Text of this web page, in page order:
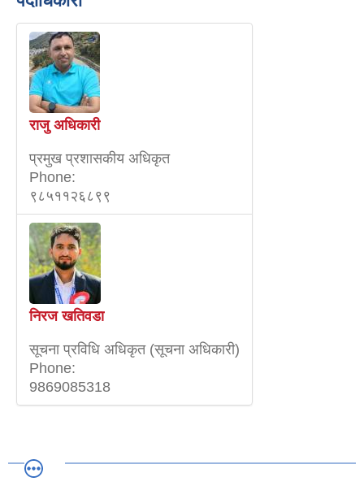
राजु अधिकारी
प्रमुख प्रशासकीय अधिकृत
Phone:
९८५११२६८९९
निरज खतिवडा
सूचना प्रविधि अधिकृत (सूचना अधिकारी)
Phone:
9869085318